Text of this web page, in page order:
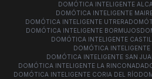
DOMÓTICA INTELIGENTE
DOMÓTICA INTELIGENTE
DOMÓTICA INTELIGENTE UTRERA
DOMÓTICA INTELIGENTE BORMUJOS
DOMÓTICA INTELIGENTE
DOMÓTICA INTELIGENTE
DOMÓTICA INTELIGENTE SAN
DOMÓTICA INTELIGENTE LA RINCONADA
DOMÓTICA INTELIGENTE CORIA DEL RÍO